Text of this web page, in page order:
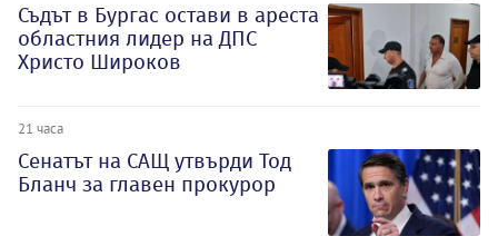
Съдът в Бургас остави в ареста
областния лидер на ДПС
Христо Широков
21 часа
Сенатът на САЩ утвърди Тод
Бланч за главен прокурор